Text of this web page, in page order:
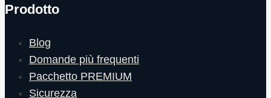
Prodotto
Blog
Domande più frequenti
Pacchetto PREMIUM
Sicurezza